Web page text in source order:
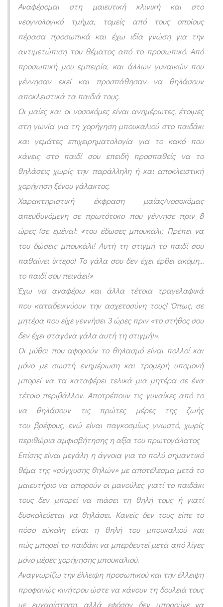
Αναφέρομαι στη μαιευτική κλινική και στο
νεογνολογικό τμήμα, τομείς από τους οποίους
πέρασα προσωπικά και έχω ιδία γνώση για την
αντιμετώπιση του θέματος από το προσωπικό. Από
προσωπική μου εμπειρία, και άλλων γυναικών που
γέννησαν εκεί και προσπάθησαν να θηλάσουν
αποκλειστικά τα παιδιά τους.
Οι μαίες και οι νοσοκόμες είναι ανημέρωτες, έτοιμες
στη γωνία για τη χορήγηση μπουκαλιού στο παιδάκι
και γεμάτες επιχειρηματολογία για το κακό που
κάνεις στο παιδί σου επειδή προσπαθείς να το
θηλάσεις χωρίς την παράλληλη ή και αποκλειστική
χορήγηση ξένου γάλακτος.
Χαρακτηριστική έκφραση μαίας/νοσοκόμας
απευθυνόμενη σε πρωτότοκο που γέννησε πριν 8
ώρες (σε εμένα): «του έδωσες μπουκάλι; Πρέπει να
του δώσεις μπουκάλι! Αυτή τη στιγμή το παιδί σου
παθαίνει ίκτερο! Το γάλα σου δεν έχει έρθει ακόμη…
το παιδί σου πεινάει!»
Έχω να αναφέρω και άλλα τέτοια τραγελαφικά
που καταδεικνύουν την ασχετοσύνη τους! Όπως, σε
μητέρα που είχε γεννήσει 3 ώρες πριν «το στήθος σου
δεν έχει σταγόνα γάλα αυτή τη στιγμή!».
Οι μύθοι που αφορούν το θηλασμό είναι πολλοί και
μόνο με σωστή ενημέρωση και τρομερή υπομονή
μπορεί να τα καταφέρει τελικά μια μητέρα σε ένα
τέτοιο περιβάλλον. Αποτρέπουν τις γυναίκες από το
να θηλάσουν τις πρώτες μέρες της ζωής
του βρέφους, ενώ είναι παγκοσμίως γνωστό, χωρίς
περιθώρια αμφισβήτησης η αξία του πρωτογάλατος
Επίσης είναι μεγάλη η άγνοια για το πολύ σημαντικό
θέμα της «σύγχυσης θηλών» με αποτέλεσμα μετά το
μαιευτήριο να απορούν οι μανούλες γιατί το παιδάκι
τους δεν μπορεί να πιάσει τη θηλή τους ή γιατί
δυσκολεύεται να θηλάσει. Κανείς δεν τους είπε το
πόσο εύκολη είναι η θηλή του μπουκαλιού και
πώς μπορεί το παιδάκι να μπερδευτεί μετά από λίγες
μόνο μέρες χορήγησης μπουκαλιού.
Αναγνωρίζω την έλλειψη προσωπικού και την έλλειψη
προφανώς κινήτρου ώστε να κάνουν τη δουλειά τους
με ευχαρίστηση, αλλά εφόσον δεν μπορούνε να